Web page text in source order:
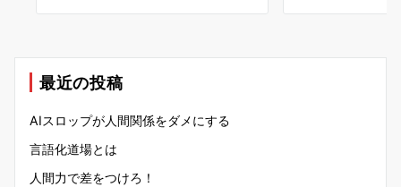
最近の投稿
AIスロップが人間関係をダメにする
言語化道場とは
人間力で差をつけろ！